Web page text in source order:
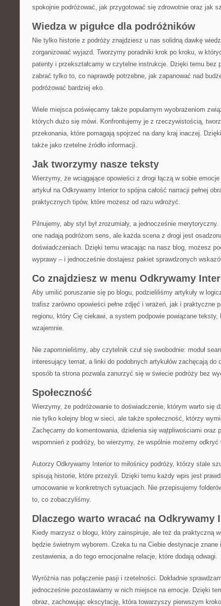
spokojnie podróżować, jak przygotować się zdrowotnie oraz jak
Wiedza w pigułce dla podróżników
Nie tylko historie z podróży znajdziesz u nas solidną dawkę
zorganizować wyjazd. Tworzymy poradniki krok po kroku, w
patenty i przekształcamy w czytelne instrukcje. Dzięki temu bez
zabrać tylko to, co naprawdę potrzebne, jak zapanować nad
podróżować bardziej eko.
Wiele miejsca poświęcamy także popularnym wyobrażeniom
których dużo się mówi. Konfrontujemy je z rzeczywistością,
przekonania, które pomagają spojrzeć na dany kraj inaczej.
także jako rzetelne źródło informacji.
Jak tworzymy nasze teksty
Wierzymy, że wciągające opowieści z drogi łączą w sobie
artykuł na Odkrywamy Interior to spójna całość narracji pełnej
praktycznych tipów, które możesz od razu wdrożyć.
Pilnujemy, aby styl był zrozumiały, a jednocześnie
one nadają podróżom sens, ale każda scena z drogi jest
doświadczeniach. Dzięki temu wracając na nasz blog, możesz
wyprawy – i jednocześnie dostajesz pakiet sprawdzonych
Co znajdziesz w menu Odkrywamy
Aby umilić poruszanie się po blogu, podzieliliśmy artykuły w
trafisz zarówno opowieści pełne zdjęć i wrażeń, jak i praktyczne
regionu, który Cię ciekawi, a system podpowie powiązane teksty,
wzajemnie.
Nie zapomnieliśmy, aby czytelnik czuł się swobodnie: moduł
interesujący temat, a linki do podobnych artykułów zachęcają do
sposób ta strona pozwala zanurzyć się w świecie podróży bez
Społeczność
Wierzymy, że podróżowanie to doświadczenie, którym warto się
nie tylko kolejny blog w sieci, ale także społeczność, którzy
Zachęcamy do komentowania, dzielenia się wątpliwościami oraz
wspomnień z podróży, bo wierzymy, że wspólnie możemy odkryć
Autorzy Odkrywamy Interior to miłośnicy podróży, którzy stale
spisują historie, które przeżyli. Dzięki temu każdy wpis jest
umocowanie w konkretnych sytuacjach. Nie przepisujemy
to, co zobaczyliśmy.
Dlaczego warto wracać na Odkrywamy
Kiedy marzysz o blogu, który zainspiruje, ale też da praktyczną
będzie świetnym wyborem. Czeka tu na Ciebie destynacje
zestawienia, a do tego emocjonalne relacje, które dodają odwagi.
Wyróżnia nas połączenie pasji i rzetelności. Dokładnie
jednocześnie pozostawiamy w nich miejsce na emocje. Dzięki
obraz, zachowując ekscytację, która towarzyszy pierwszym